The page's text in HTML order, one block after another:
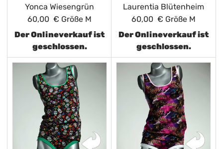
Yonca Wiesengrün
60,00 € Größe M
Der Onlineverkauf ist
geschlossen.
Laurentia Blütenheim
60,00 € Größe M
Der Onlineverkauf ist
geschlossen.